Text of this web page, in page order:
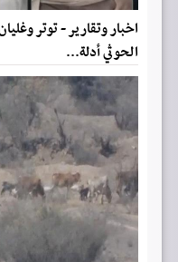
اخبار وتقارير - توتر
الحوثي أدلة...